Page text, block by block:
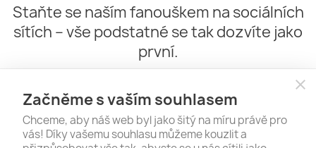
Staňte se naším fanouškem na sociálních
sítích – vše podstatné se tak dozvíte jako
první.
close
Začněme s vaším souhlasem
Chceme, aby náš web byl jako šitý na míru právě pro
vás! Díky vašemu souhlasu můžeme kouzlit a